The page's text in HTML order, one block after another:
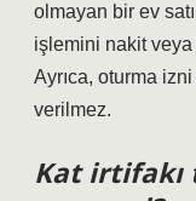
olmayan bir ev
işlemini nakit
Ayrıca, oturma
verilmez.
Kat irtifakı